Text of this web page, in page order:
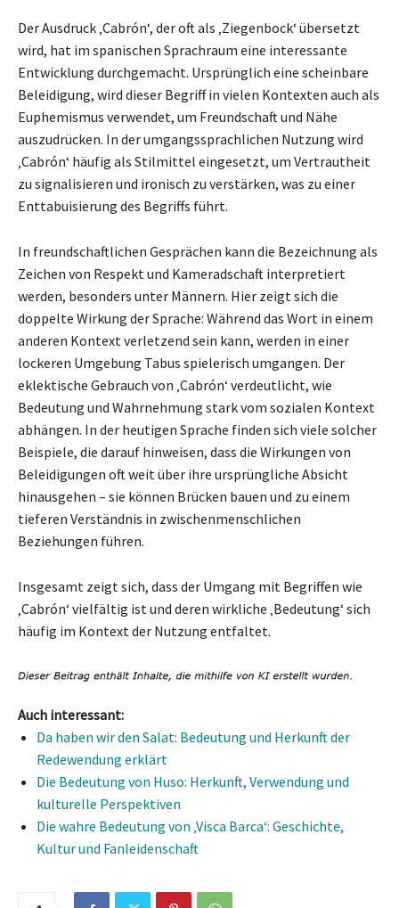
Der Ausdruck ‚Cabrón‘, der oft als ‚Ziegenbock‘ übersetzt
wird, hat im spanischen Sprachraum eine interessante
Entwicklung durchgemacht. Ursprünglich eine scheinbare
Beleidigung, wird dieser Begriff in vielen Kontexten auch als
Euphemismus verwendet, um Freundschaft und Nähe
auszudrücken. In der umgangssprachlichen Nutzung wird
‚Cabrón‘ häufig als Stilmittel eingesetzt, um Vertrautheit
zu signalisieren und ironisch zu verstärken, was zu einer
Enttabuisierung des Begriffs führt.
In freundschaftlichen Gesprächen kann die Bezeichnung als
Zeichen von Respekt und Kameradschaft interpretiert
werden, besonders unter Männern. Hier zeigt sich die
doppelte Wirkung der Sprache: Während das Wort in einem
anderen Kontext verletzend sein kann, werden in einer
lockeren Umgebung Tabus spielerisch umgangen. Der
eklektische Gebrauch von ‚Cabrón‘ verdeutlicht, wie
Bedeutung und Wahrnehmung stark vom sozialen Kontext
abhängen. In der heutigen Sprache finden sich viele solcher
Beispiele, die darauf hinweisen, dass die Wirkungen von
Beleidigungen oft weit über ihre ursprüngliche Absicht
hinausgehen – sie können Brücken bauen und zu einem
tieferen Verständnis in zwischenmenschlichen
Beziehungen führen.
Insgesamt zeigt sich, dass der Umgang mit Begriffen wie
‚Cabrón‘ vielfältig ist und deren wirkliche ‚Bedeutung‘ sich
häufig im Kontext der Nutzung entfaltet.
Auch interessant:
Da haben wir den Salat: Bedeutung und Herkunft der
Redewendung erklärt
Die Bedeutung von Huso: Herkunft, Verwendung und
kulturelle Perspektiven
Die wahre Bedeutung von ‚Visca Barca‘: Geschichte,
Kultur und Fanleidenschaft